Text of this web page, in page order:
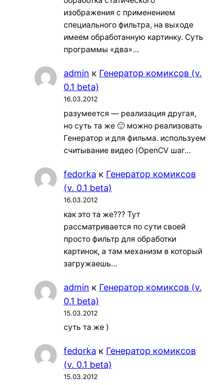
изображения с применением
специального фильтра, на выходе
имеем обработанную картинку. Суть
программы «два»…
admin к Генератор комиксов (v.
0.1 beta)
16.03.2012
разумеется — реализация другая,
но суть та же 🙂 можно реализовать
Генератор и для фильма. используем
считывание видео (OpenCV шаг…
fedorka к Генератор комиксов
(v. 0.1 beta)
16.03.2012
как это та же??? Тут
рассматривается по сути своей
просто фильтр для обработки
картинок, а там механизм в который
загружаешь…
admin к Генератор комиксов (v.
0.1 beta)
15.03.2012
суть та же )
fedorka к Генератор комиксов
(v. 0.1 beta)
15.03.2012